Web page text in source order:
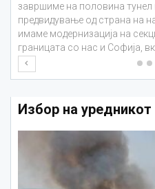
завршиме на половина тунел
предвидување од страна на
имаме модернизација на
границата со нас и Софија,
Избор на уредникот